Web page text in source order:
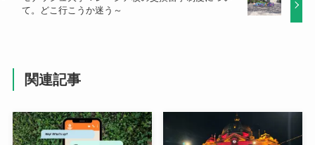
て。どこ行こうか迷う～
関連記事